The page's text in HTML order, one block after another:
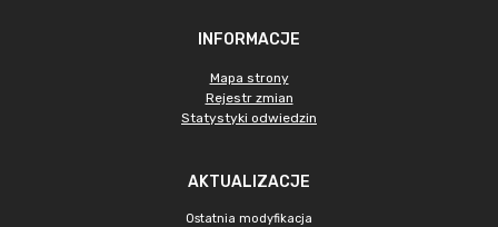
INFORMACJE
Mapa strony
Rejestr zmian
Statystyki odwiedzin
AKTUALIZACJE
Ostatnia modyfikacja